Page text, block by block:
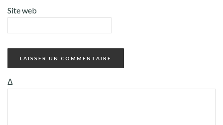
Site web
Δ